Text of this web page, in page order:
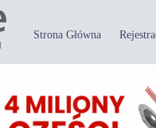
Strona Główna